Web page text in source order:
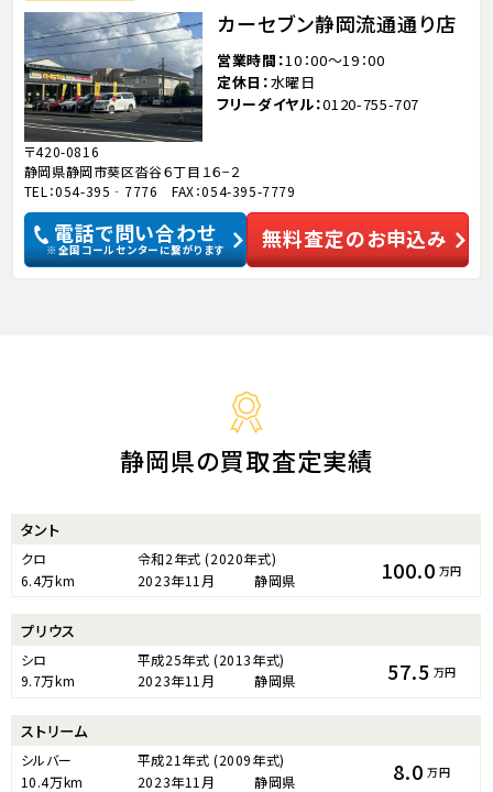
カーセブン静岡流通通り店
営業時間 10：00～19：00
定休日 水曜日
フリーダイヤル 0120-755-707
〒420-0816
静岡県静岡市葵区沓谷６丁目１６−２
TEL：054-395‐7776 FAX：054-395-7779
電話で問い合わせ
※全国コールセンターに繋がります 無料査定のお申込み
静岡県の買取査定実績
タント
クロ 令和2年式 (2020年式)
6.4万km
2023年11月 静岡県 100.0 万円
プリウス
シロ 平成25年式 (2013年式)
9.7万km
2023年11月 静岡県 57.5 万円
ストリーム
シルバー 平成21年式 (2009年式)
10.4万km
2023年11月 静岡県 8.0 万円